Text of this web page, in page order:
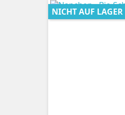
NICHT AUF LAGER